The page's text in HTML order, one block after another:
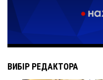
ВИБІР РЕДАКТОРА